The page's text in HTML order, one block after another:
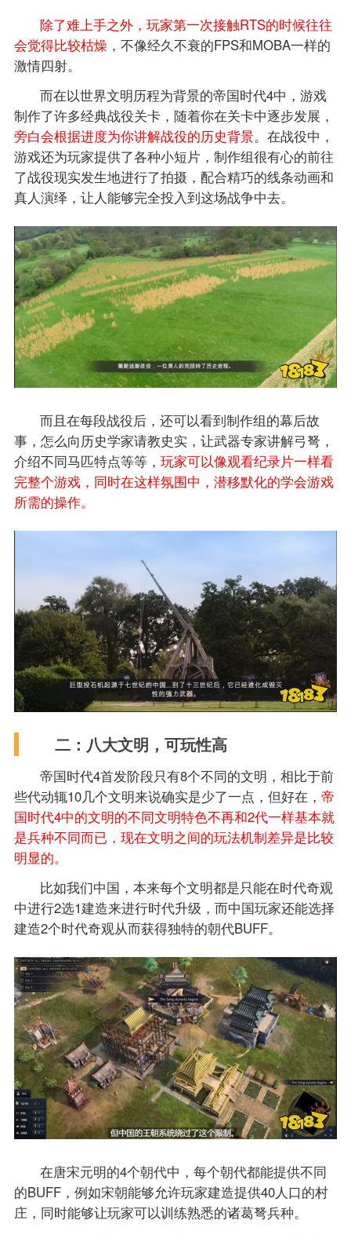
除了难上手之外，玩家第一次接触RTS的时候往往
会觉得比较枯燥 ，不像经久不衰的FPS和MOBA一样的
激情四射。
而在以世界文明历程为背景的帝国时代4中，游戏
制作了许多经典战役关卡，随着你在关卡中逐步发展，
旁白会根据进度为你讲解战役的历史背景。在战役中，
游戏还为玩家提供了各种小短片，制作组很有心的前往
了战役现实发生地进行了拍摄，配合精巧的线条动画和
真人演绎，让人能够完全投入到这场战争中去。
而且在每段战役后，还可以看到制作组的幕后故
事，怎么向历史学家请教史实，让武器专家讲解弓弩，
介绍不同马匹特点等等， 玩家可以像观看纪录片一样看
完整个游戏，同时在这样氛围中，潜移默化的学会游戏
所需的操作。
二：八大文明，可玩性高
帝国时代4首发阶段只有8个不同的文明，相比于前
些代动辄10几个文明来说确实是少了一点，但好在， 帝
国时代4中的文明的不同文明特色不再和2代一样基本就
是兵种不同而已，现在文明之间的玩法机制差异是比较
明显的。
比如我们中国，本来每个文明都是只能在时代奇观
中进行2选1建造来进行时代升级，而中国玩家还能选择
建造2个时代奇观从而获得独特的朝代BUFF。
在唐宋元明的4个朝代中，每个朝代都能提供不同
的BUFF，例如宋朝能够允许玩家建造提供40人口的村
庄，同时能够让玩家可以训练熟悉的诸葛弩兵种。